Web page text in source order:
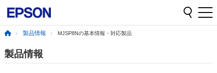
製品情報 MJSP8Nの基本情報・対応製品
製品情報